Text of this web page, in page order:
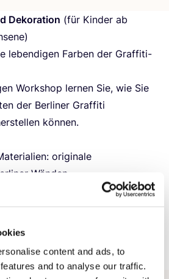
content and ads, to
and to analyse our traffic.
Deko­ra­ti­on (für Kin­der ab
leben­di­gen Far­ben der Graffiti-
Work­shop ler­nen Sie, wie Sie
der Ber­li­ner Graf­fi­ti
können.
ori­gi­na­le
Wänden
24. Janu­ar2026|11:00–